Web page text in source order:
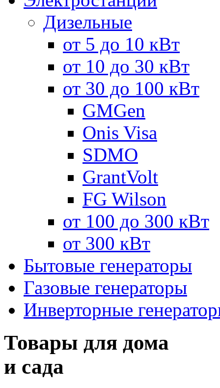
Дизельные
от 5 до 10 кВт
от 10 до 30 кВт
от 30 до 100 кВт
GMGen
Onis Visa
SDMO
GrantVolt
FG Wilson
от 100 до 300 кВт
от 300 кВт
Бытовые генераторы
Газовые генераторы
Инверторные
Товары для дома
и сада